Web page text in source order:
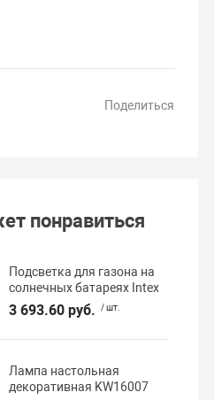
Поделиться
понравиться
Подсветка для газона на
солнечных батареях Intex
3 693.60 руб. / шт.
Лампа настольная
декоративная KW16007